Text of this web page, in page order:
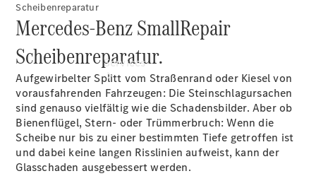
Services
Übersicht
Scheibenreparatur
Mercedes-Benz SmallRepair
Scheibenreparatur.
Aufgewirbelter Splitt vom Straßenrand oder Kiesel von
vorausfahrenden Fahrzeugen: Die Steinschlagursachen
sind genauso vielfältig wie die Schadensbilder. Aber ob
Bienenflügel, Stern- oder Trümmerbruch: Wenn die
Scheibe nur bis zu einer bestimmten Tiefe getroffen ist
und dabei keine langen Risslinien aufweist, kann der
Glasschaden ausgebessert werden.